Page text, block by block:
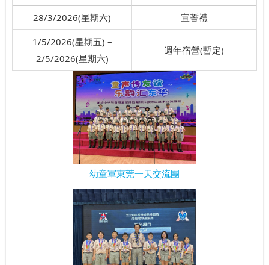
28/3/2026(星期六)
宣誓禮
1/5/2026(星期五) –
2/5/2026(星期六)
週年宿營(暫定)
幼童軍東莞一天交流團